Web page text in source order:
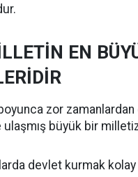
EN
zor
ulaşmış büyük bir
devlet kurmak kolay